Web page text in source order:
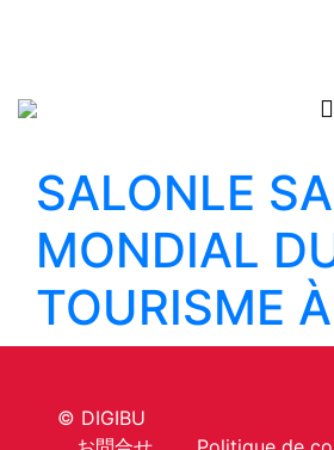
SALONLE
MONDIAL
TOURISME
© DIGIBU